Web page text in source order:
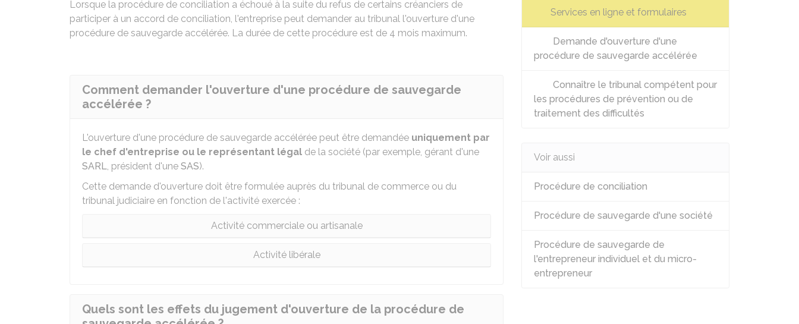
Lorsque la procédure de conciliation a échoué à la suite du refus de certains créanciers de
participer à un accord de conciliation, l'entreprise peut demander au tribunal l'ouverture d'une
procédure de sauvegarde accélérée. La durée de cette procédure est de 4 mois maximum.
Comment demander l'ouverture d'une procédure de sauvegarde
accélérée ?
L'ouverture d'une procédure de sauvegarde accélérée peut être demandée uniquement par
le chef d'entreprise ou le représentant légal de la société (par exemple, gérant d'une
SARL, président d'une SAS).
Cette demande d'ouverture doit être formulée auprès du tribunal de commerce ou du
tribunal judiciaire en fonction de l'activité exercée :
Activité commerciale ou artisanale
Activité libérale
Quels sont les effets du jugement d'ouverture de la procédure de
Services en ligne et formulaires
Demande d'ouverture d'une
procédure de sauvegarde accélérée
Connaître le tribunal compétent pour
les procédures de prévention ou de
traitement des difficultés
Voir aussi
Procédure de conciliation
Procédure de sauvegarde d'une société
Procédure de sauvegarde de
l'entrepreneur individuel et du micro-
entrepreneur